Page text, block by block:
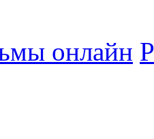
онлайн